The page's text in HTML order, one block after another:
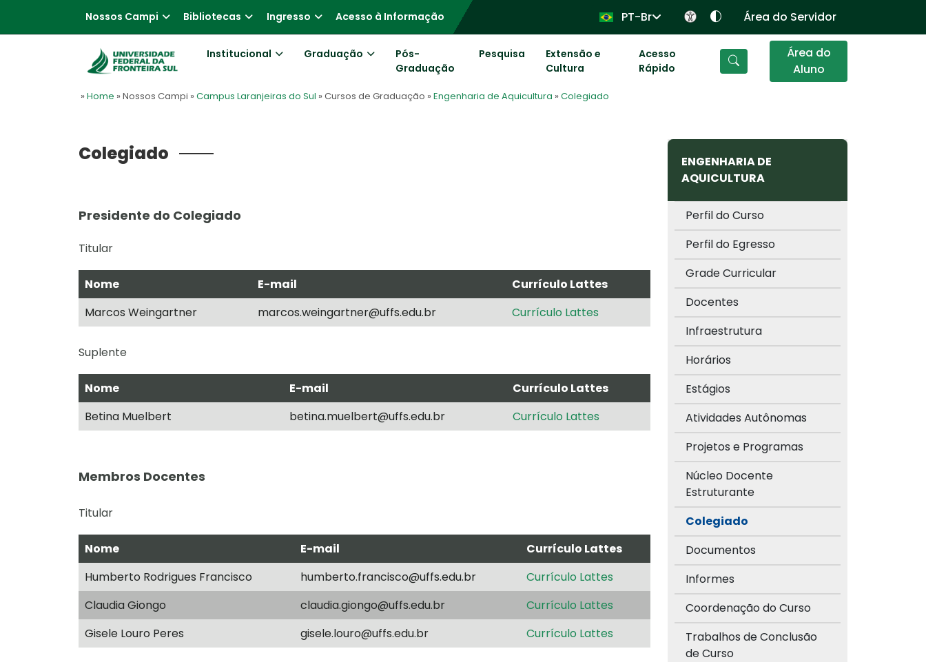
Nossos Campi Bibliotecas Ingresso Acesso à Informação PT-Br Área do Servidor
Institucional Graduação
Pós-
Graduação
Pesquisa
Extensão e
Cultura
Acesso
Rápido
Área do
Aluno
» Home » Nossos Campi » Campus Laranjeiras do Sul » Cursos de Graduação » Engenharia de Aquicultura » Colegiado
Colegiado
Presidente do Colegiado
Titular
Nome E-mail
Currículo Lattes
Marcos Weingartner
marcos.weingartner@uffs.edu.br Currículo Lattes
Suplente
Nome E-mail
Currículo Lattes
Betina Muelbert
betina.muelbert@uffs.edu.br Currículo Lattes
Membros Docentes
Titular
Nome E-mail
Currículo Lattes
Humberto Rodrigues Francisco
humberto.francisco@uffs.edu.br
Currículo Lattes
Claudia Giongo
claudia.giongo@uffs.edu.br
Currículo Lattes
Gisele Louro Peres
gisele.louro@uffs.edu.br Currículo Lattes
ENGENHARIA DE
AQUICULTURA
Perfil do Curso
Perfil do Egresso
Grade Curricular
Docentes
Infraestrutura
Horários
Estágios
Atividades Autônomas
Projetos e Programas
Núcleo Docente
Estruturante
Colegiado
Documentos
Informes
Coordenação do Curso
Trabalhos de Conclusão
de Curso